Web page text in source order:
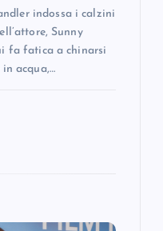
indossa i calzini
Sunny
fa fatica a chinarsi
acqua,…